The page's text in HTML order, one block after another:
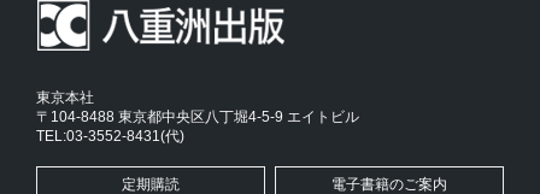
東京本社
〒104-8488 東京都中央区八丁堀4-5-9 エイトビル
TEL:03-3552-8431(代)
定期購読 電子書籍のご案内